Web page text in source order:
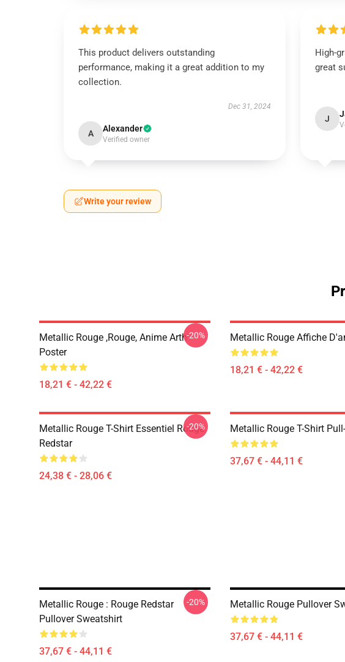
This product delivers outstanding
performance, making it a great addition to my
collection.
Dec 31, 2024
A Alexander
Verified owner
High-
great
J
Write your review
Metallic Rouge ,rouge, Anime Arth
Poster
18,21 € - 42,22 €
-20% Metallic Rouge Affiche
18,21 € - 42,22 €
Metallic Rouge T-Shirt Essentiel Rouge
Redstar
24,38 € - 28,06 €
-20% Metallic Rouge T-Shirt
37,67 € - 44,11 €
Metallic Rouge : Rouge Redstar
Pullover Sweatshirt
37,67 € - 44,11 €
-20% Metallic Rouge Pullover
37,67 € - 44,11 €